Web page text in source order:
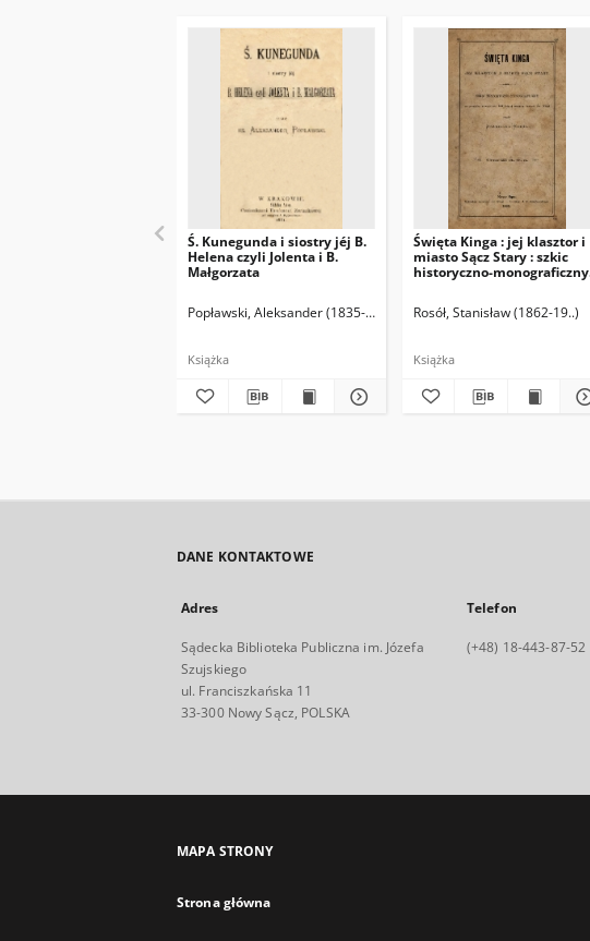
Ś. Kunegunda i siostry jéj B.
Helena czyli Jolenta i B.
Małgorzata
Popławski, Aleksander (1835-po 1914)
Książka
Święta Kinga : jej klasztor i
miasto Sącz Stary : szkic
historyczno-monograficzny
św. Kingi.
Rosół, Stanisław (1862-19..)
Książka
DANE KONTAKTOWE
Adres
Sądecka Biblioteka Publiczna im. Józefa
Szujskiego
ul. Franciszkańska 11
33-300 Nowy Sącz, POLSKA
Telefon
(+48) 18-443-87-52
MAPA STRONY
Strona główna